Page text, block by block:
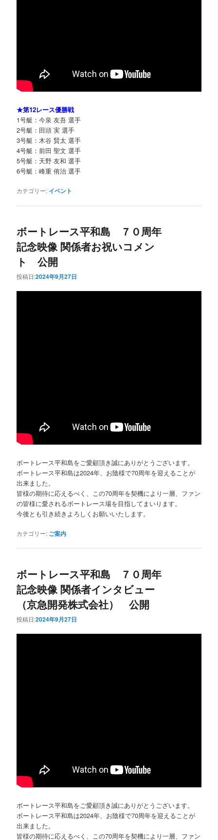
★第12レース優勝戦
1号艇：今泉 友吾 選手
2号艇：田頭 実 選手
3号艇：木谷 賢太 選手
4号艇：前田 聖文 選手
5号艇：天野 友和 選手
6号艇：峰重 侑治 選手
カテゴリー: イベント
ボートレース平和島 ７０周年
記念映像 関係者お祝いコメン
ト 公開
投稿日:2024年9月27日
ボートレース平和島をご愛顧頂き誠にありがとうございます。
ボートレース平和島は2024年、お陰様で70周年を迎えることが
出来ました。
皆様の期待に応えるべく、この70周年を契機により一層、ファン
の皆様に愛されるボートレース場を目指してまいります。
今後とも引き続きよろしくお願いいたします。
カテゴリー: ご案内
ボートレース平和島 ７０周年
記念映像 関係者インタビュー
（京急開発株式会社） 公開
投稿日:2024年9月27日
ボートレース平和島をご愛顧頂き誠にありがとうございます。
ボートレース平和島は2024年、お陰様で70周年を迎えることが
出来ました。
皆様の期待に応えるべく、この70周年を契機により一層、ファン